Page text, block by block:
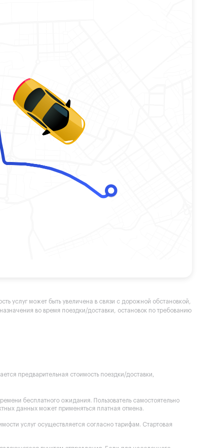
услуг может быть увеличена в связи с дорожной обстановкой,
во время поездки/доставки, остановок по требованию
предварительная стоимость поездки/доставки,
бесплатного ожидания. Пользователь самостоятельно
данных может применяться платная отмена.
услуг осуществляется согласно тарифам. Стартовая